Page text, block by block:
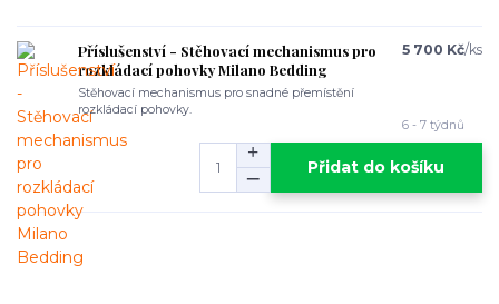
Příslušenství - Stěhovací mechanismus pro
rozkládací pohovky Milano Bedding
Stěhovací mechanismus pro snadné přemístění
rozkládací pohovky.
5 700 Kč/ks
6 - 7 týdnů
Přidat do košíku